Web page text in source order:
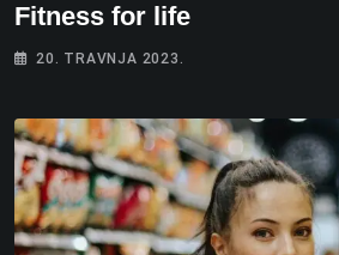
Fitness for life
20. TRAVNJA 2023.